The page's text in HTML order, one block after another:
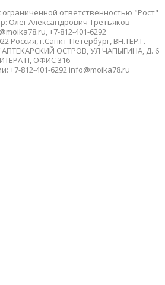
ответственностью "Рост"
Олег Александрович Третьяков
+7-812-401-6292
Россия, г.Санкт-Петербург, ВН.ТЕР.Г.
ОСТРОВ, УЛ ЧАПЫГИНА, Д. 6
П, ОФИС 316
+7-812-401-6292 info@moika78.ru